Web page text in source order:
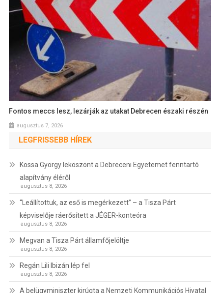
Fontos meccs lesz, lezárják az utakat Debrecen északi részén
augusztus 7, 2026
LEGFRISSEBB HÍREK
Kossa György leköszönt a Debreceni Egyetemet fenntartó
alapítvány éléről
augusztus 8, 2026
“Leállítottuk, az eső is megérkezett” – a Tisza Párt
képviselője ráerősített a JÉGER-konteóra
augusztus 8, 2026
Megvan a Tisza Párt államfőjelöltje
augusztus 8, 2026
Regán Lili Ibizán lép fel
augusztus 8, 2026
A belügyminiszter kirúgta a Nemzeti Kommunikációs Hivatal